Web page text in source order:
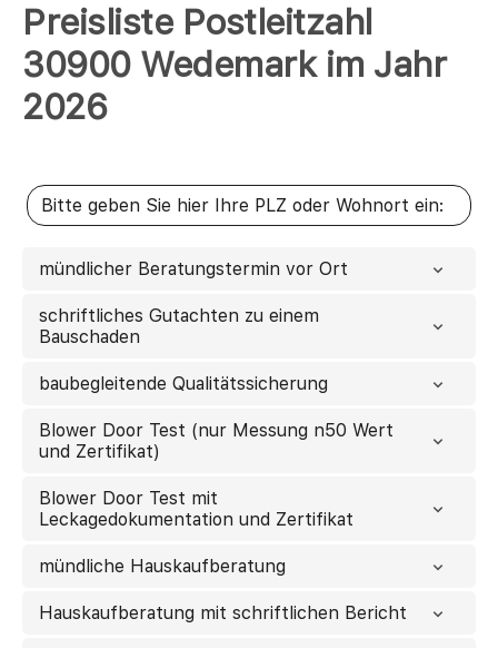
Preisliste Postleitzahl
30900 Wedemark im Jahr
2026
mündlicher Beratungstermin vor Ort
schriftliches Gutachten zu einem
Bauschaden
baubegleitende Qualitätssicherung
Blower Door Test (nur Messung n50 Wert
und Zertifikat)
Blower Door Test mit
Leckagedokumentation und Zertifikat
mündliche Hauskaufberatung
Hauskaufberatung mit schriftlichen Bericht